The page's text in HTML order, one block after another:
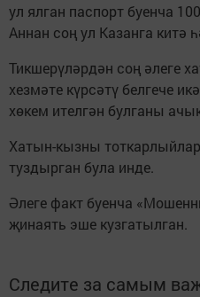
ул ялган паспорт буенча
Аннан соң ул Казанга китә
Тикшерүләрдән соң әлеге
хезмәте күрсәтү белгече
хөкем ителгән булганы
Хатын-кызны
туздырган була инде.
Әлеге факт буенча
җинаять эше кузгатылган.
Следите за самым